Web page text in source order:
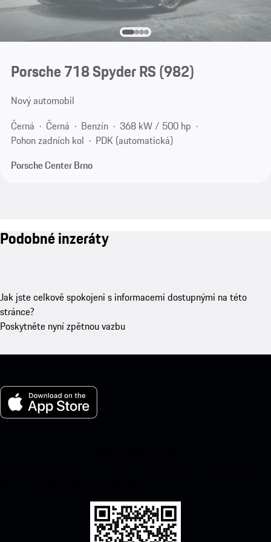
Porsche 718 Spyder RS(982)
Nový automobil
Černá
Černá Benzín
368 kW / 500 hp
Pohon zadních kol
PDK (automatická)
Porsche Center Brno
Podobné inzeráty
Jak jste celkově spokojeni s informacemi dostupnými na této
stránce?
Poskytněte nyní zpětnou vazbu